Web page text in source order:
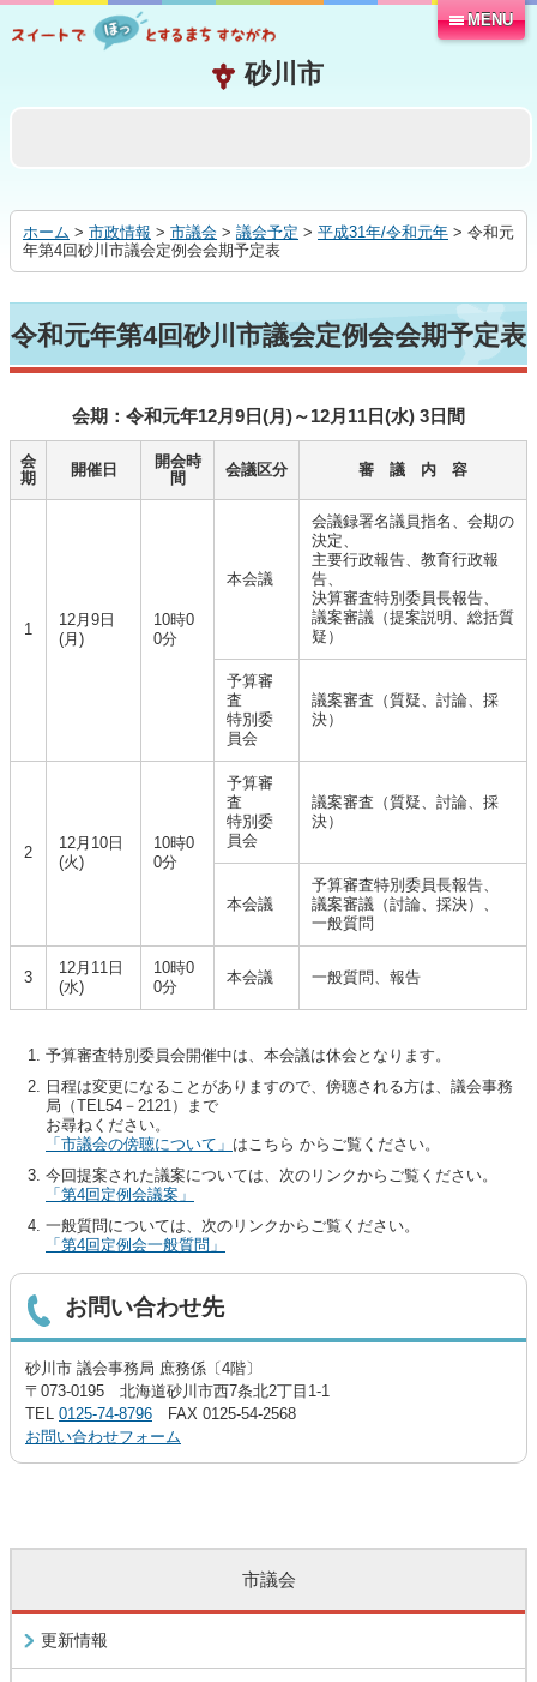
る
MENU
ホーム > 市政情報 > 市議会 > 議会予定 > 平成31年/令和元年 > 令和元
年第4回砂川市議会定例会会期予定表
令和元年第4回砂川市議会定例会会期予定表
会期：令和元年12月9日(月)～12月11日(水) 3日間
会
期
開催日
開会時
間
会議区分 審 議 内 容
1
12月9日
(月)
10時0
0分
本会議
会議録署名議員指名、会期の
決定、
主要行政報告、教育行政報
告、
決算審査特別委員長報告、
議案審議（提案説明、総括質
疑）
予算審
査
特別委
員会
議案審査（質疑、討論、採
決）
2
12月10日
(火)
10時0
0分
予算審
査
特別委
員会
議案審査（質疑、討論、採
決）
本会議
予算審査特別委員長報告、
議案審議（討論、採決）、
一般質問
3
12月11日
(水)
10時0
0分
本会議 一般質問、報告
予算審査特別委員会開催中は、本会議は休会となります。
日程は変更になることがありますので、傍聴される方は、議会事務
局（TEL54－2121）まで
お尋ねください。
「市議会の傍聴について」 はこちら からご覧ください。
今回提案された議案については、次のリンクからご覧ください。
「第4回定例会議案」
一般質問については、次のリンクからご覧ください。
「第4回定例会一般質問」
お問い合わせ先
砂川市 議会事務局 庶務係〔4階〕
〒073-0195 北海道砂川市西7条北2丁目1-1
TEL 0125-74-8796 FAX 0125-54-2568
お問い合わせフォーム
市議会
更新情報